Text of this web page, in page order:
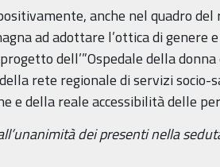
anche nel quadro
ad adottare l’ottica di genere
dell’”Ospedale della donna
rete regionale di servizi socio-
e della reale accessibilità delle
dei presenti nella